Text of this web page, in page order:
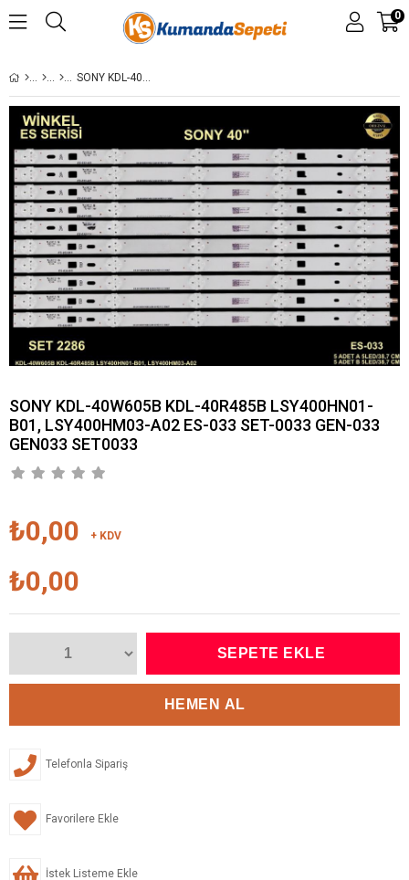
0
SONY KDL-40W605B KDL-40R485B LSY400HN01-B01, LSY400HM03-A02 ES-033 SET-0033 GEN-033 GEN033 SET0033
SONY KDL-40W605B KDL-40R485B LSY400HN01-
B01, LSY400HM03-A02 ES-033 SET-0033 GEN-033
GEN033 SET0033
₺0,00 + KDV
₺0,00
Telefonla Sipariş
Favorilere Ekle
İstek Listeme Ekle